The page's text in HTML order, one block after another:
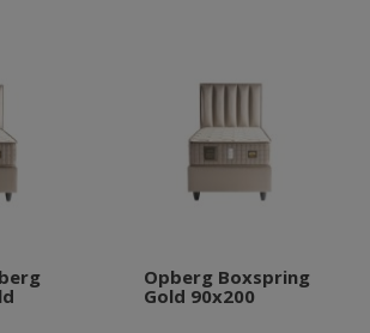
Opberg Boxspring
Gold 90x200